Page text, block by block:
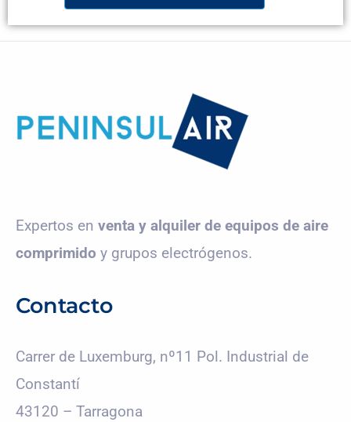
Expertos en venta y alquiler de equipos de aire
comprimido y grupos electrógenos.
Contacto
Carrer de Luxemburg, nº11 Pol. Industrial de
Constantí
43120 – Tarragona